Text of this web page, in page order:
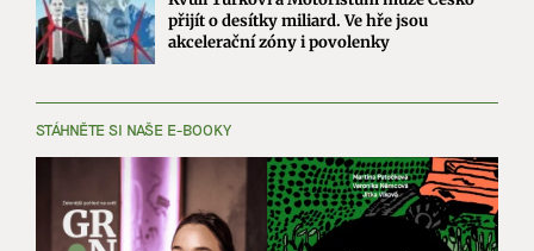
přijít o desítky miliard. Ve hře jsou
akcelerační zóny i povolenky
STÁHNĚTE SI NAŠE E-BOOKY